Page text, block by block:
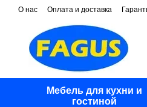
Перейти к основному контенту
О нас Оплата и доставка
Мебель для кухни и
гостиной